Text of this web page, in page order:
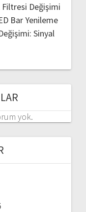
Değişimi
Bar Yenileme
Sinyal
yok.